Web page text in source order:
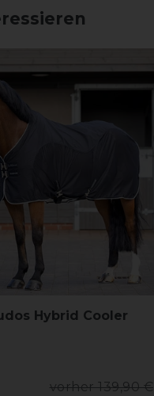
Hybrid Cooler
vorher 139,90 €